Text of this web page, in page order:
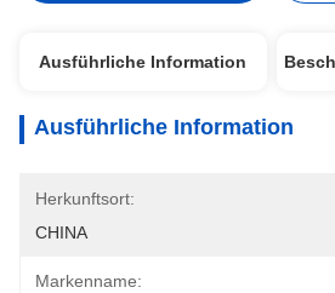
Ausführliche Information
Ausführliche Information
Herkunftsort:
CHINA
Markenname: